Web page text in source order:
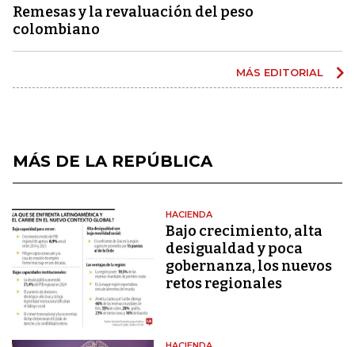
Remesas y la revaluación del peso
colombiano
MÁS EDITORIAL
MÁS DE LA REPÚBLICA
HACIENDA
Bajo crecimiento, alta
desigualdad y poca
gobernanza, los nuevos
retos regionales